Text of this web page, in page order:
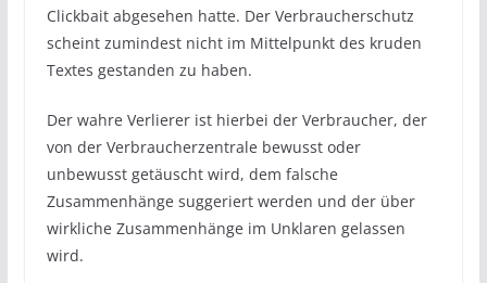
Clickbait abgesehen hatte. Der Verbraucherschutz
scheint zumindest nicht im Mittelpunkt des kruden
Textes gestanden zu haben.
Der wahre Verlierer ist hierbei der Verbraucher, der
von der Verbraucherzentrale bewusst oder
unbewusst getäuscht wird, dem falsche
Zusammenhänge suggeriert werden und der über
wirkliche Zusammenhänge im Unklaren gelassen
wird.